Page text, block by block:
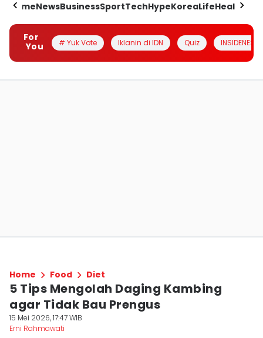
HomeNewsBusinessSportTechHypeKoreaLifeHealth
For
You
# Yuk Vote Iklanin di IDN Quiz INSIDENESIA
Home Food Diet
5 Tips Mengolah Daging Kambing
agar Tidak Bau Prengus
15 Mei 2026, 17:47 WIB
Erni Rahmawati